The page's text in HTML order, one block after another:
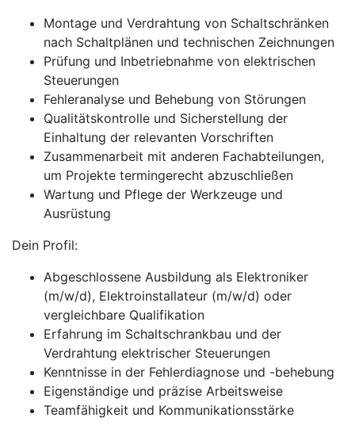
Montage und Verdrahtung von Schaltschränken
nach Schaltplänen und technischen Zeichnungen
Prüfung und Inbetriebnahme von elektrischen
Steuerungen
Fehleranalyse und Behebung von Störungen
Qualitätskontrolle und Sicherstellung der
Einhaltung der relevanten Vorschriften
Zusammenarbeit mit anderen Fachabteilungen,
um Projekte termingerecht abzuschließen
Wartung und Pflege der Werkzeuge und
Ausrüstung
Dein Profil:
Abgeschlossene Ausbildung als Elektroniker
(m/w/d), Elektroinstallateur (m/w/d) oder
vergleichbare Qualifikation
Erfahrung im Schaltschrankbau und der
Verdrahtung elektrischer Steuerungen
Kenntnisse in der Fehlerdiagnose und -behebung
Eigenständige und präzise Arbeitsweise
Teamfähigkeit und Kommunikationsstärke